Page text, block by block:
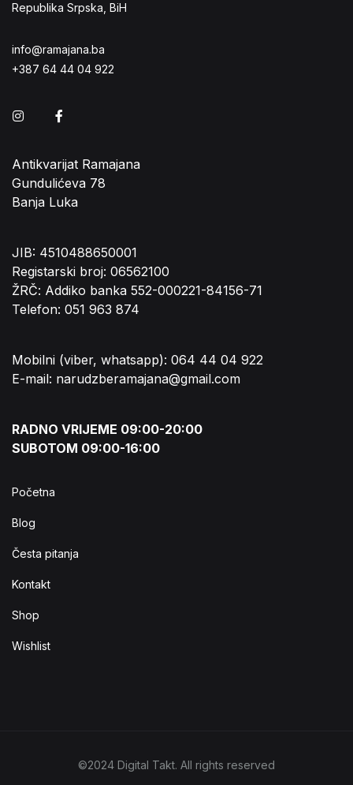
Republika Srpska, BiH
info@ramajana.ba
+387 64 44 04 922
Instagram
Antikvarijat Ramajana
Gundulićeva 78
Banja Luka
JIB: 4510488650001
Registarski broj: 06562100
ŽRČ: Addiko banka 552-000221-84156-71
Telefon: 051 963 874
Mobilni (viber, whatsapp): 064 44 04 922
E-mail: narudzberamajana@gmail.com
RADNO VRIJEME 09:00-20:00
SUBOTOM 09:00-16:00
Početna
Blog
Česta pitanja
Kontakt
Shop
Wishlist
©2024 Digital Takt. All rights reserved